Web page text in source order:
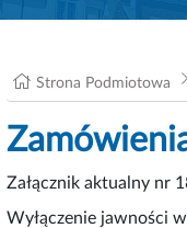
Strona Podmiotowa
Załącznik aktualny nr
Wyłączenie jawności